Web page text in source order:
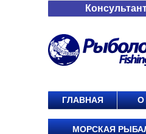
ГЛАВНАЯ О
МОРСКАЯ